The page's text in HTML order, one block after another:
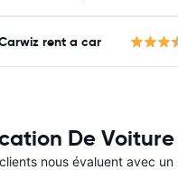
rent a car
De Voiture
nous évaluent avec un